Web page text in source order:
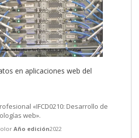
en aplicaciones web del
«IFCD0210: Desarrollo de
web».
Año edición2022